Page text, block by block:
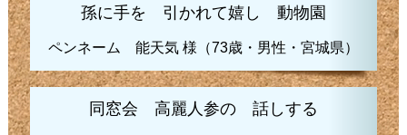
孫に手を 引かれて嬉し 動物園
ペンネーム 能天気 様（73歳・男性・宮城県）
同窓会 高麗人参の 話しする